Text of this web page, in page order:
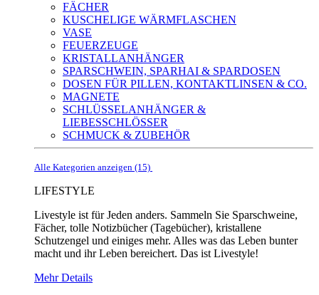
FÄCHER
KUSCHELIGE WÄRMFLASCHEN
VASE
FEUERZEUGE
KRISTALLANHÄNGER
SPARSCHWEIN, SPARHAI & SPARDOSEN
DOSEN FÜR PILLEN, KONTAKTLINSEN & CO.
MAGNETE
SCHLÜSSELANHÄNGER &
LIEBESSCHLÖSSER
SCHMUCK & ZUBEHÖR
Alle Kategorien anzeigen (15)
LIFESTYLE
Livestyle ist für Jeden anders. Sammeln Sie Sparschweine,
Fächer, tolle Notizbücher (Tagebücher), kristallene
Schutzengel und einiges mehr. Alles was das Leben bunter
macht und ihr Leben bereichert. Das ist Livestyle!
Mehr Details